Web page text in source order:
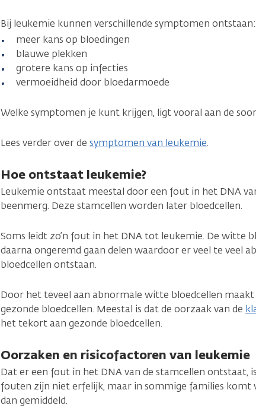
Bij leukemie kunnen verschillende symptomen ontstaan:
meer kans op bloedingen
blauwe plekken
grotere kans op infecties
vermoeidheid door bloedarmoede
Welke symptomen je kunt krijgen, ligt vooral aan de
Lees verder over de symptomen van leukemie.
Hoe ontstaat leukemie?
Leukemie ontstaat meestal door een fout in het DNA
beenmerg. Deze stamcellen worden later bloedcellen.
Soms leidt zo’n fout in het DNA tot leukemie. De witte
daarna ongeremd gaan delen waardoor er veel te veel
bloedcellen ontstaan.
Door het teveel aan abnormale witte bloedcellen
gezonde bloedcellen. Meestal is dat de oorzaak van de
het tekort aan gezonde bloedcellen.
Oorzaken en risicofactoren van leukemie
Dat er een fout in het DNA van de stamcellen ontstaat,
fouten zijn niet erfelijk, maar in sommige families komt
dan gemiddeld.